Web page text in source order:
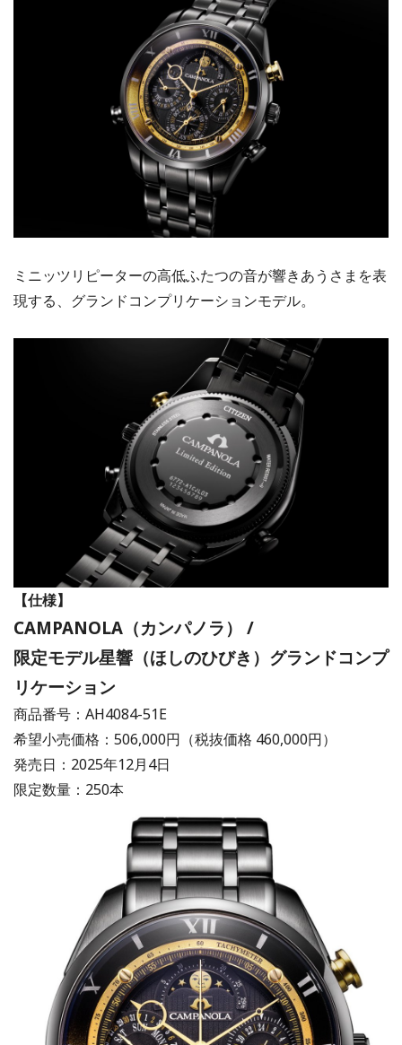
ミニッツリピーターの高低ふたつの音が響きあうさまを表
現する、グランドコンプリケーションモデル。
【仕様】
CAMPANOLA（カンパノラ） /
限定モデル星響（ほしのひびき）グランドコンプ
リケーション
商品番号：AH4084-51E
希望⼩売価格：506,000円（税抜価格 460,000円）
発売⽇：2025年12月4⽇
限定数量：250本